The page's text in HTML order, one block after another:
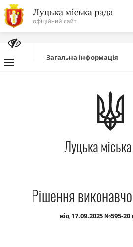
На
головну
Про місто
Міська влада
Міська рада
Публічна
Загальна інформація
Луцька
Рішення
від 17.09.2025 №595-